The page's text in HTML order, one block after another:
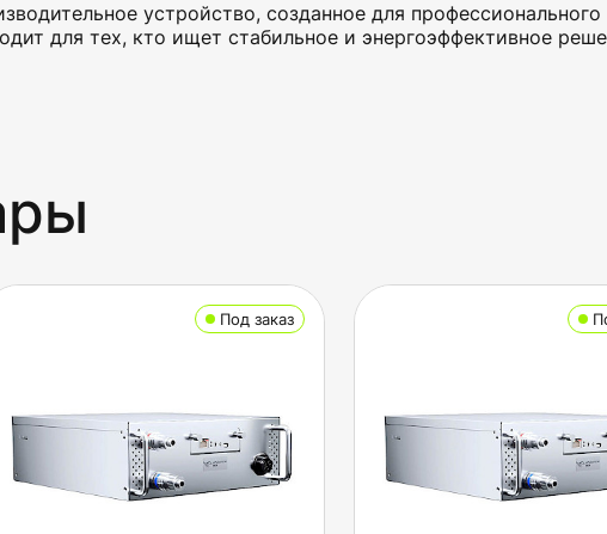
устройство, созданное для профессионального
для тех, кто ищет стабильное и энергоэффективное
Под заказ